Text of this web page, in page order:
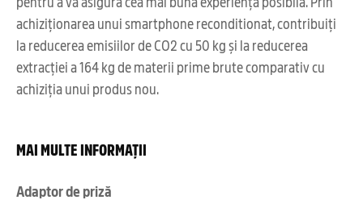
achiziționarea unui smartphone reconditionat, contribuiți
la reducerea emisiilor de CO2 cu 50 kg și la reducerea
extracției a 164 kg de materii prime brute comparativ cu
achiziția unui produs nou.
MAI MULTE INFORMAȚII
Adaptor de priză